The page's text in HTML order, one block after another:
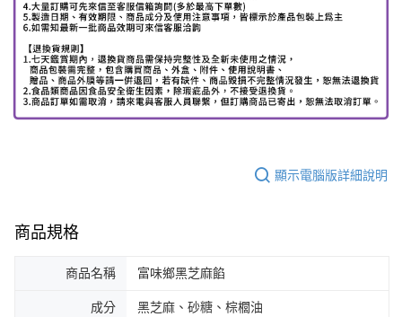
顯示電腦版詳細說明
商品規格
商品名稱 富味鄉黑芝麻餡
成分 黑芝麻、砂糖、棕櫚油